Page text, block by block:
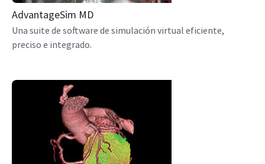
AdvantageSim MD
Una suite de software de simulación virtual eficiente,
preciso e integrado.